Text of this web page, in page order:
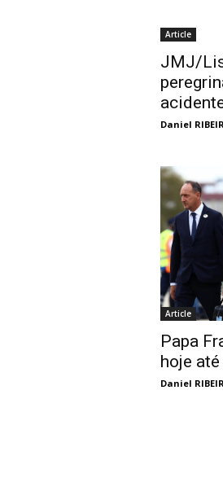
Article
JMJ/
Daniel
Article
Papa
hoje
Daniel